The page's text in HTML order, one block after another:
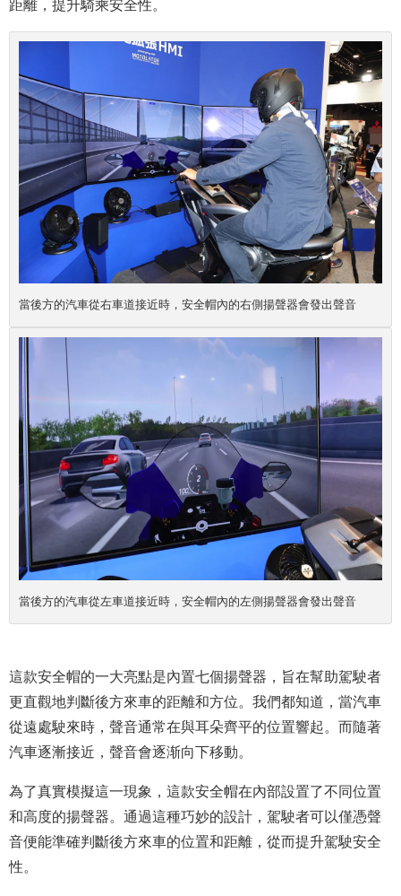
距離，提升騎乘安全性。
當後方的汽車從右車道接近時，安全帽內的右側揚聲器會發出聲音
當後方的汽車從左車道接近時，安全帽內的左側揚聲器會發出聲音
這款安全帽的一大亮點是內置七個揚聲器，旨在幫助駕駛者
更直觀地判斷後方來車的距離和方位。我們都知道，當汽車
從遠處駛來時，聲音通常在與耳朵齊平的位置響起。而隨著
汽車逐漸接近，聲音會逐渐向下移動。
為了真實模擬這一現象，這款安全帽在內部設置了不同位置
和高度的揚聲器。通過這種巧妙的設計，駕駛者可以僅憑聲
音便能準確判斷後方來車的位置和距離，從而提升駕駛安全
性。